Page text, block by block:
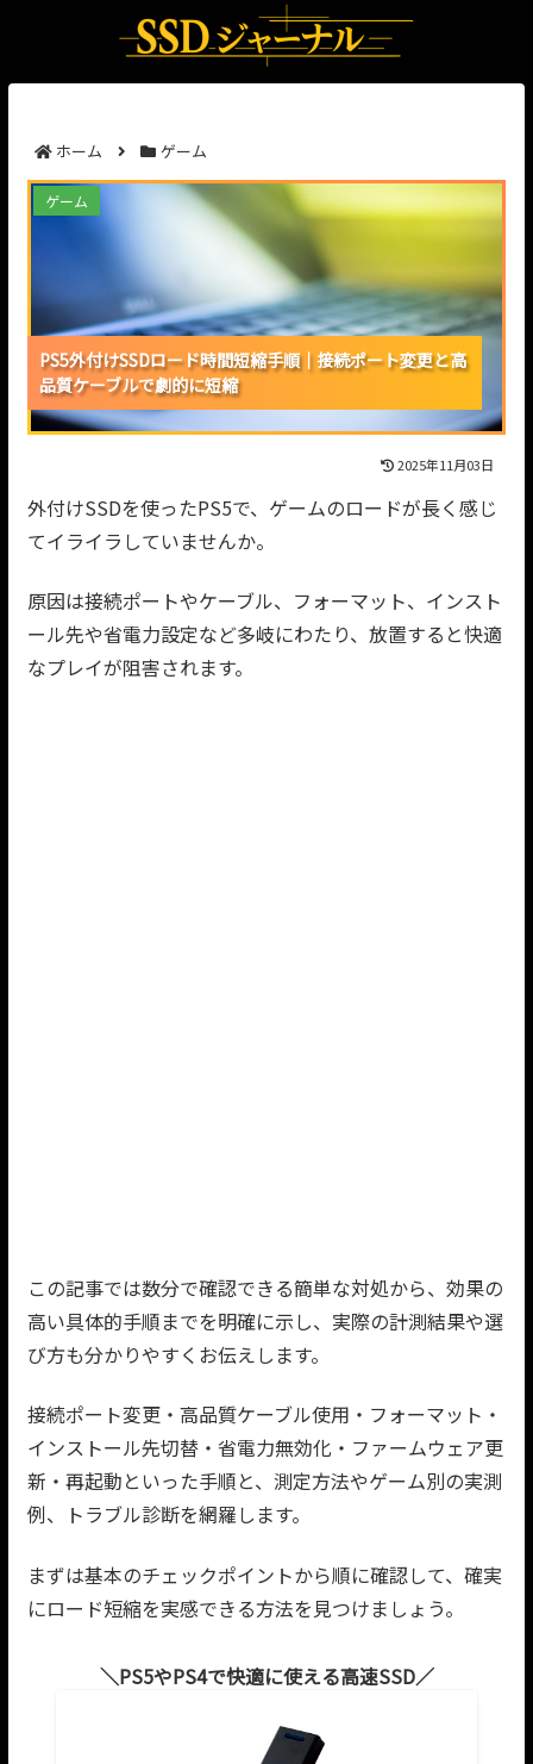
ホーム ゲーム
PS5外付けSSDロード時間短縮手順｜接続ポート変更
と高品質ケーブルで劇的に短縮
PS5外付けSSDロード時間短縮手順｜接続ポート変更と高
品質ケーブルで劇的に短縮
PS5外付けSSDロード時間短縮手順｜接続ポート変更と高
品質ケーブルで劇的に短縮
PS5外付けSSDロード時間短縮手順｜接続ポート変更と高
品質ケーブルで劇的に短縮
ゲーム
2025年11月03日
外付けSSDを使ったPS5で、ゲームのロードが長く感じ
てイライラしていませんか。
原因は接続ポートやケーブル、フォーマット、インスト
ール先や省電力設定など多岐にわたり、放置すると快適
なプレイが阻害されます。
この記事では数分で確認できる簡単な対処から、効果の
高い具体的手順までを明確に示し、実際の計測結果や選
び方も分かりやすくお伝えします。
接続ポート変更・高品質ケーブル使用・フォーマット・
インストール先切替・省電力無効化・ファームウェア更
新・再起動といった手順と、測定方法やゲーム別の実測
例、トラブル診断を網羅します。
まずは基本のチェックポイントから順に確認して、確実
にロード短縮を実感できる方法を見つけましょう。
PS5やPS4で快適に使える高速SSD